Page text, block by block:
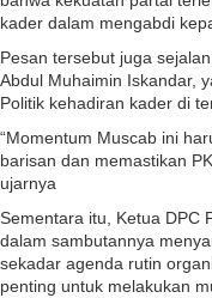
kader dalam mengabdi
Pesan tersebut juga
Abdul Muhaimin Iskandar,
Politik kehadiran kader di
“Momentum Muscab ini
barisan dan memastikan
ujarnya
Sementara itu, Ketua DPC
dalam sambutannya
sekadar agenda rutin
penting untuk melakukan